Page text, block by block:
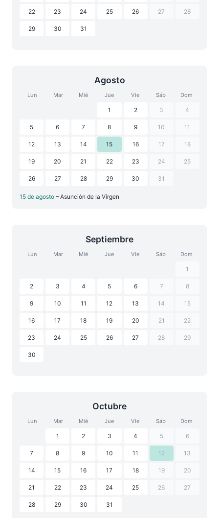
22 23 24 25 26 27 28
29 30 31
Agosto
Lun Mar Mié Jue Vie Sáb Dom
1 2 3 4
5 6 7 8 9 10 11
12 13 14 15 16 17 18
19 20 21 22 23 24 25
26 27 28 29 30 31
15 de agosto – Asunción de la Virgen
Septiembre
Lun Mar Mié Jue Vie Sáb Dom
1
2 3 4 5 6 7 8
9 10 11 12 13 14 15
16 17 18 19 20 21 22
23 24 25 26 27 28 29
30
Octubre
Lun Mar Mié Jue Vie Sáb Dom
1 2 3 4 5 6
7 8 9 10 11 12 13
14 15 16 17 18 19 20
21 22 23 24 25 26 27
28 29 30 31